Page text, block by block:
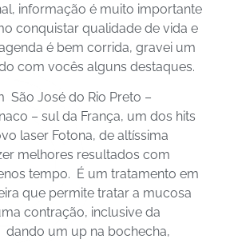
informação é muito importante
conquistar qualidade de vida e
é bem corrida, gravei um
com vocês alguns destaques.
São José do Rio Preto –
– sul da França, um dos hits
laser Fotona, de altíssima
melhores resultados com
tempo. É um tratamento em
que permite tratar a mucosa
contração, inclusive da
dando um up na bochecha,